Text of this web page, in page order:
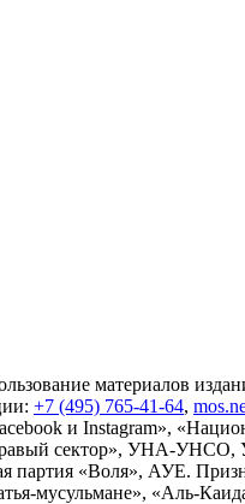
материалов
+7 (495) 765-41-64,
и Instagram»,
сектор», УНА-
партия «Воля», АУЕ.
мусульмане», «Аль-Каида